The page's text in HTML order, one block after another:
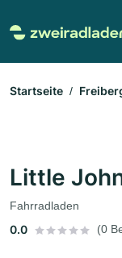
Startseite
Little
Fahrradladen
0.0 (0